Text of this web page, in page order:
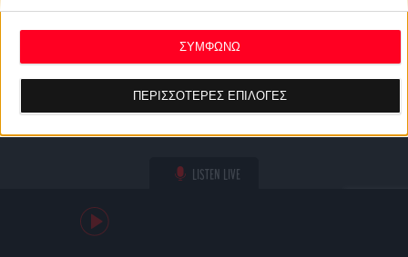
ανακαλέσετε τη συγκατάθεσή σας ανά πάσα στιγμή
επιστρέφοντας σε αυτόν τον ιστότοπο και κάνοντας κλικ στο
κουμπί "Απορρήτου" στο κάτω μέρος της ιστοσελίδας.
ΠΕΡΙΣΣΟΤΕΡΕΣ ΕΠΙΛΟΓΕΣ
ΣΥΜΦΩΝΩ
LISTEN LIVE